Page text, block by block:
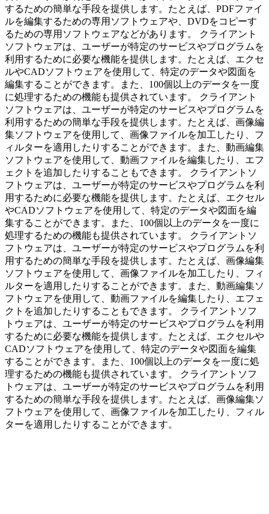
するための簡単な手段を提供します。たとえば、PDFファイ
ルを編集するための専用ソフトウェアや、DVDをコピーす
るための専用ソフトウェアなどがあります。 クライアント
ソフトウェアは、ユーザーが特定のサービスやプログラムを
利用するために必要な機能を提供します。たとえば、エクセ
ルやCADソフトウェアを使用して、特定のデータや図面を
編集することができます。また、100個以上のデータを一度
に処理するための機能も提供されています。 クライアント
ソフトウェアは、ユーザーが特定のサービスやプログラムを
利用するための簡単な手段を提供します。たとえば、画像編
集ソフトウェアを使用して、画像ファイルを加工したり、フ
ィルターを適用したりすることができます。また、動画編集
ソフトウェアを使用して、動画ファイルを編集したり、エフ
ェクトを追加したりすることもできます。 クライアントソ
フトウェアは、ユーザーが特定のサービスやプログラムを利
用するために必要な機能を提供します。たとえば、エクセル
やCADソフトウェアを使用して、特定のデータや図面を編
集することができます。また、100個以上のデータを一度に
処理するための機能も提供されています。 クライアントソ
フトウェアは、ユーザーが特定のサービスやプログラムを利
用するための簡単な手段を提供します。たとえば、画像編集
ソフトウェアを使用して、画像ファイルを加工したり、フィ
ルターを適用したりすることができます。また、動画編集ソ
フトウェアを使用して、動画ファイルを編集したり、エフェ
クトを追加したりすることもできます。 クライアントソフ
トウェアは、ユーザーが特定のサービスやプログラムを利用
するために必要な機能を提供します。たとえば、エクセルや
CADソフトウェアを使用して、特定のデータや図面を編集
することができます。また、100個以上のデータを一度に処
理するための機能も提供されています。 クライアントソフ
トウェアは、ユーザーが特定のサービスやプログラムを利用
するための簡単な手段を提供します。たとえば、画像編集ソ
フトウェアを使用して、画像ファイルを加工したり、フィル
ターを適用したりすることができます。